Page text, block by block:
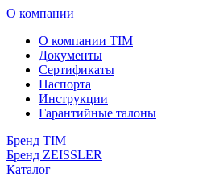
О компании
О компании TIM
Документы
Сертификаты
Паспорта
Инструкции
Гарантийные талоны
Бренд TIM
Бренд ZEISSLER
Каталог